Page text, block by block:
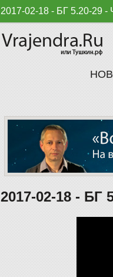
2017-02-18 - БГ 5.20-29 -
2017-02-18 -